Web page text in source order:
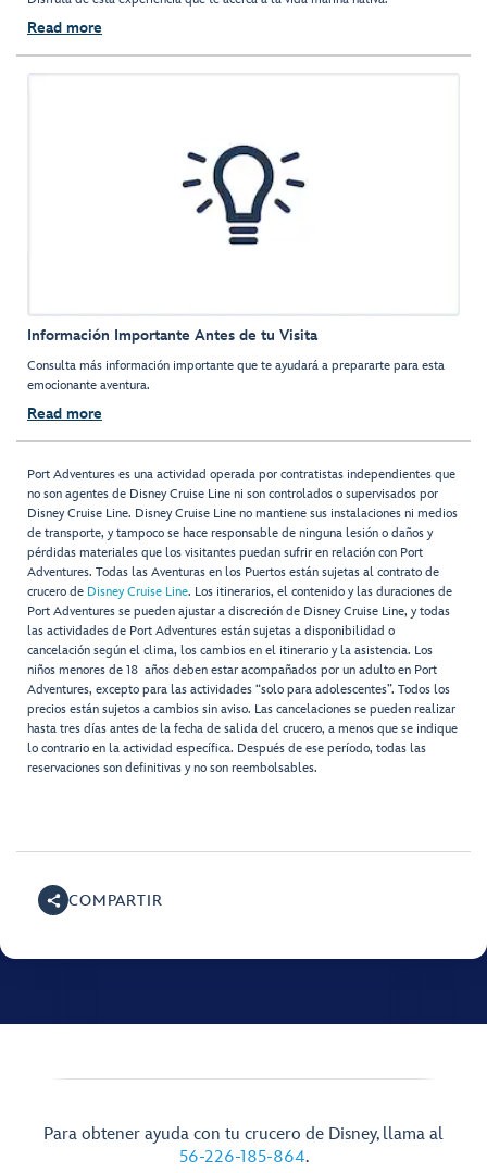
Read more
Información Importante Antes de tu Visita
Consulta más información importante que te ayudará a prepararte para esta
emocionante aventura.
Read more
Port Adventures es una actividad operada por contratistas independientes que
no son agentes de Disney Cruise Line ni son controlados o supervisados por
Disney Cruise Line. Disney Cruise Line no mantiene sus instalaciones ni medios
de transporte, y tampoco se hace responsable de ninguna lesión o daños y
pérdidas materiales que los visitantes puedan sufrir en relación con Port
Adventures. Todas las Aventuras en los Puertos están sujetas al contrato de
crucero de Disney Cruise Line. Los itinerarios, el contenido y las duraciones de
Port Adventures se pueden ajustar a discreción de Disney Cruise Line, y todas
las actividades de Port Adventures están sujetas a disponibilidad o
cancelación según el clima, los cambios en el itinerario y la asistencia. Los
niños menores de 18 años deben estar acompañados por un adulto en Port
Adventures, excepto para las actividades “solo para adolescentes”. Todos los
precios están sujetos a cambios sin aviso. Las cancelaciones se pueden realizar
hasta tres días antes de la fecha de salida del crucero, a menos que se indique
lo contrario en la actividad específica. Después de ese período, todas las
reservaciones son definitivas y no son reembolsables.
COMPARTIR
Para obtener ayuda con tu crucero de Disney, llama al
56-226-185-864.